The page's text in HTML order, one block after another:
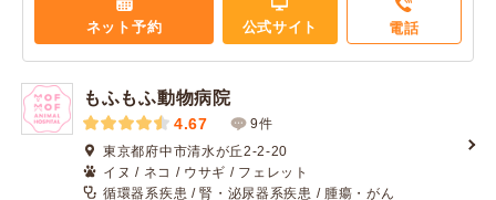
ネット予約 公式サイト 電話
もふもふ動物病院
4.67
9件
東京都府中市清水が丘2-2-20
イヌ / ネコ / ウサギ / フェレット
循環器系疾患 / 腎・泌尿器系疾患 / 腫瘍・がん